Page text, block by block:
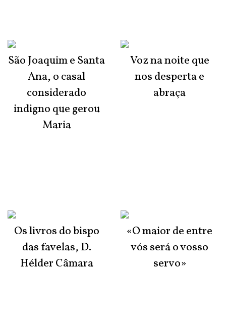
São Joaquim e Santa
Ana, o casal
considerado
indigno que gerou
Maria
Os livros do bispo
das favelas, D.
Hélder Câmara
Voz na noite que
nos desperta e
abraça
«O maior de entre
vós será o vosso
servo»